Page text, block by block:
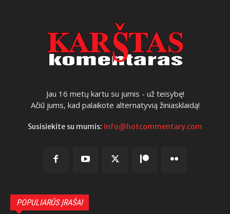
Jau 16 metų kartu su jumis - už teisybę!
Ačiū jums, kad palaikote alternatyvią žiniasklaidą!
Susisiekite su mumis: info@hotcommentary.com
POPULIARŪS ĮRAŠAI